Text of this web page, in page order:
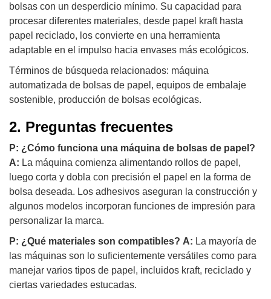
bolsas con un desperdicio mínimo. Su capacidad para
procesar diferentes materiales, desde papel kraft hasta
papel reciclado, los convierte en una herramienta
adaptable en el impulso hacia envases más ecológicos.
Términos de búsqueda relacionados: máquina
automatizada de bolsas de papel, equipos de embalaje
sostenible, producción de bolsas ecológicas.
2. Preguntas frecuentes
P: ¿Cómo funciona una máquina de bolsas de papel?
A: La máquina comienza alimentando rollos de papel,
luego corta y dobla con precisión el papel en la forma de
bolsa deseada. Los adhesivos aseguran la construcción y
algunos modelos incorporan funciones de impresión para
personalizar la marca.
P: ¿Qué materiales son compatibles? A: La mayoría de
las máquinas son lo suficientemente versátiles como para
manejar varios tipos de papel, incluidos kraft, reciclado y
ciertas variedades estucadas.